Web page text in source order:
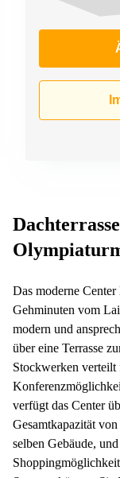
Das moderne
Gehminuten vom
modern und
über eine Terrasse
Stockwerken verteilt
verfügt das Center
Gesamtkapazität
selben Gebäude,